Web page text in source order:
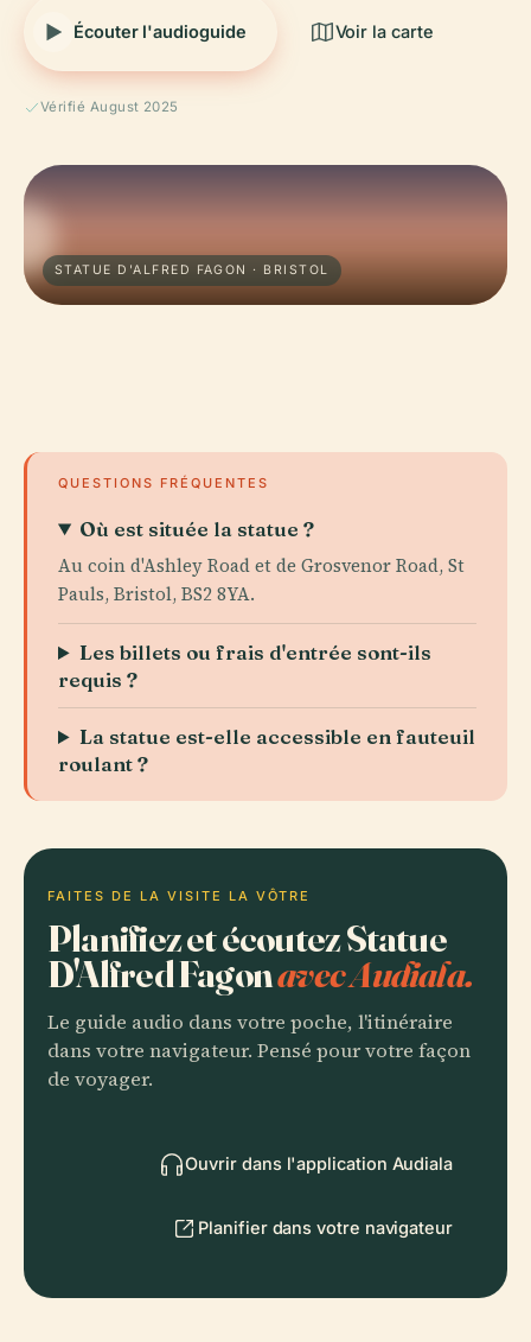
Écouter l'audioguide Voir la carte
Vérifié August 2025
STATUE D'ALFRED FAGON · BRISTOL
QUESTIONS FRÉQUENTES
Où est située la statue ?
Au coin d'Ashley Road et de Grosvenor Road, St
Pauls, Bristol, BS2 8YA.
Les billets ou frais d'entrée sont-ils
requis ?
La statue est-elle accessible en fauteuil
roulant ?
FAITES DE LA VISITE LA VÔTRE
Planifiez et écoutez Statue
D'Alfred Fagonavec Audiala.
Le guide audio dans votre poche, l'itinéraire
dans votre navigateur. Pensé pour votre façon
de voyager.
Ouvrir dans l'application Audiala
Planifier dans votre navigateur